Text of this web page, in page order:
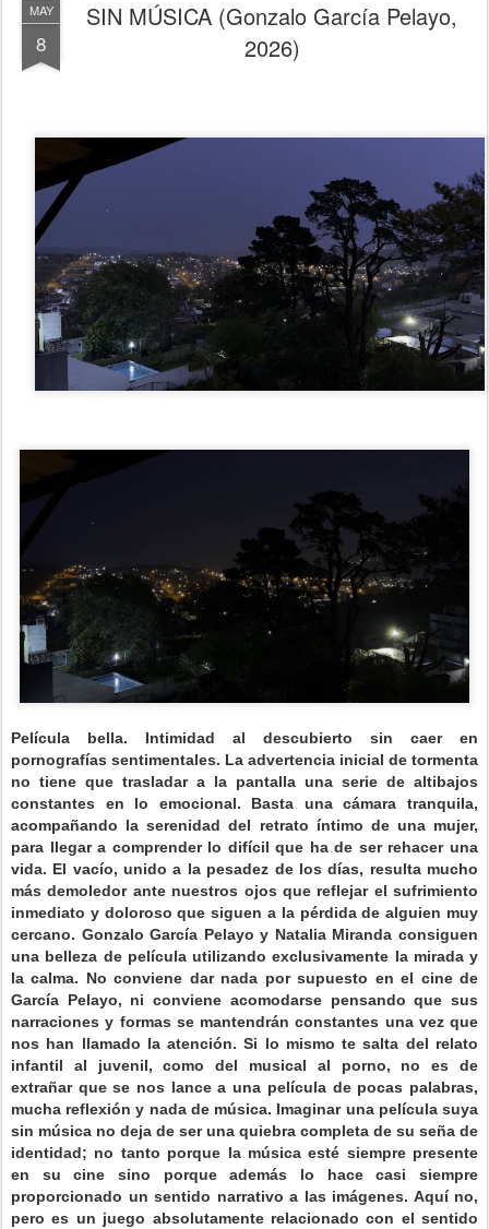
MAY
8
SIN MÚSICA (Gonzalo García Pelayo,
2026)
Película bella. Intimidad al descubierto sin caer en
pornografías sentimentales. La advertencia inicial de tormenta
no tiene que trasladar a la pantalla una serie de altibajos
constantes en lo emocional. Basta una cámara tranquila,
acompañando la serenidad del retrato íntimo de una mujer,
para llegar a comprender lo difícil que ha de ser rehacer una
vida. El vacío, unido a la pesadez de los días, resulta mucho
más demoledor ante nuestros ojos que reflejar el sufrimiento
inmediato y doloroso que siguen a la pérdida de alguien muy
cercano. Gonzalo García Pelayo y Natalia Miranda consiguen
una belleza de película utilizando exclusivamente la mirada y
la calma. No conviene dar nada por supuesto en el cine de
García Pelayo, ni conviene acomodarse pensando que sus
narraciones y formas se mantendrán constantes una vez que
nos han llamado la atención. Si lo mismo te salta del relato
infantil al juvenil, como del musical al porno, no es de
extrañar que se nos lance a una película de pocas palabras,
mucha reflexión y nada de música. Imaginar una película suya
sin música no deja de ser una quiebra completa de su seña de
identidad; no tanto porque la música esté siempre presente
en su cine sino porque además lo hace casi siempre
proporcionado un sentido narrativo a las imágenes. Aquí no,
pero es un juego absolutamente relacionado con el sentido